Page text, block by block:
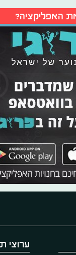
האפליקציה?
ערוצי